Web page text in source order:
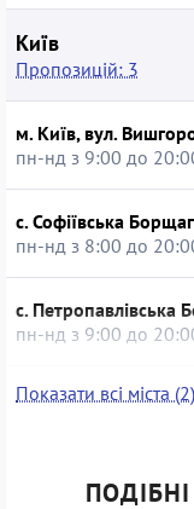
Київ
Пропозицій: 3
м. Київ, вул.
пн-нд з 9:00 до
с. Софіївська
пн-нд з 8:00 до
с. Петропавлівська
пн-нд з 9:00 до
Кременчук
м. Кременчук, вул.
Показати всі міста